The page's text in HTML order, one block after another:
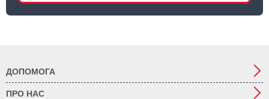
ДОПОМОГА
ПРО НАС